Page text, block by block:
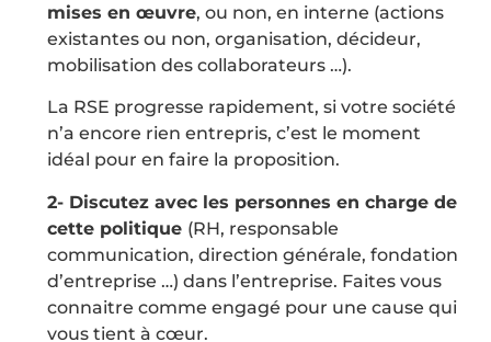
mises en œuvre, ou non, en interne (actions
existantes ou non, organisation, décideur,
mobilisation des collaborateurs …).
La RSE progresse rapidement, si votre société
n’a encore rien entrepris, c’est le moment
idéal pour en faire la proposition.
2- Discutez avec les personnes en charge de
cette politique (RH, responsable
communication, direction générale, fondation
d’entreprise …) dans l’entreprise. Faites vous
connaitre comme engagé pour une cause qui
vous tient à cœur.